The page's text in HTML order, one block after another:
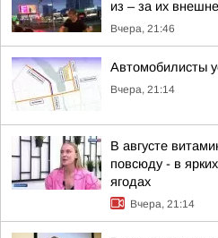
из – за их
Вчера, 21:46
Автомобилисты
Вчера, 21:14
В августе
повсюду - в
ягодах
Вчера, 21:14